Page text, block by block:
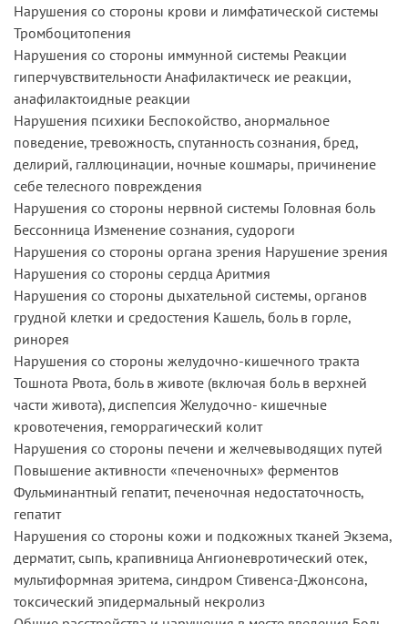
Нарушения со стороны крови и лимфатической системы
Тромбоцитопения
Нарушения со стороны иммунной системы Реакции
гиперчувствительности Анафилактическ ие реакции,
анафилактоидные реакции
Нарушения психики Беспокойство, анормальное
поведение, тревожность, спутанность сознания, бред,
делирий, галлюцинации, ночные кошмары, причинение
себе телесного повреждения
Нарушения со стороны нервной системы Головная боль
Бессонница Изменение сознания, судороги
Нарушения со стороны органа зрения Нарушение зрения
Нарушения со стороны сердца Аритмия
Нарушения со стороны дыхательной системы, органов
грудной клетки и средостения Кашель, боль в горле,
ринорея
Нарушения со стороны желудочно-кишечного тракта
Тошнота Рвота, боль в животе (включая боль в верхней
части живота), диспепсия Желудочно- кишечные
кровотечения, геморрагический колит
Нарушения со стороны печени и желчевыводящих путей
Повышение активности «печеночных» ферментов
Фульминантный гепатит, печеночная недостаточность,
гепатит
Нарушения со стороны кожи и подкожных тканей Экзема,
дерматит, сыпь, крапивница Ангионевротический отек,
мультиформная эритема, синдром Стивенса-Джонсона,
токсический эпидермальный некролиз